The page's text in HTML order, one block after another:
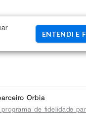
ENTENDI E
Orbia
programa de fidelidade